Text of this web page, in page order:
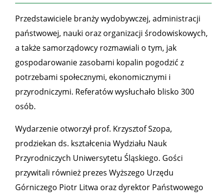
Przedstawiciele branży wydobywczej, administracji
państwowej, nauki oraz organizacji środowiskowych,
a także samorządowcy rozmawiali o tym, jak
gospodarowanie zasobami kopalin pogodzić z
potrzebami społecznymi, ekonomicznymi i
przyrodniczymi. Referatów wysłuchało blisko 300
osób.
Wydarzenie otworzył prof. Krzysztof Szopa,
prodziekan ds. kształcenia Wydziału Nauk
Przyrodniczych Uniwersytetu Śląskiego. Gości
przywitali również prezes Wyższego Urzędu
Górniczego Piotr Litwa oraz dyrektor Państwowego